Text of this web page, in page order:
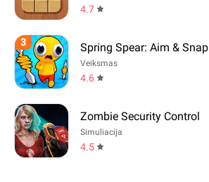
4.7
3 Spring Spear: Aim & Snap
Veiksmas
4.6
Zombie Security Control
Simuliacija
4.5